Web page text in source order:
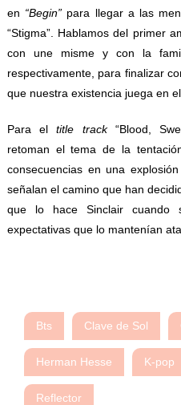
en “Begin” para llegar a las
“Stigma”. Hablamos del primer
con une misme y con la
respectivamente, para finalizar
que nuestra existencia juega en
Para eltitle track“Blood,
retoman el tema de la
consecuencias en una
señalan el camino que han
que lo hace Sinclair cuando
expectativas que lo mantenían
Bts Clave de Sol
Herman Hesse K-pop
Reflector